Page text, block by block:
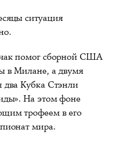
ситуация
помог сборной США
в Милане, а двумя
два Кубка Стэнли
На этом фоне
трофеем в его
мира.